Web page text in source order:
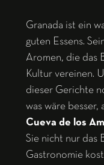
Granada ist ein
guten Essens.
Aromen, die das
Kultur vereinen.
dieser Gerichte
was wäre besser,
Cueva de los
Sie nicht nur das
Gastronomie